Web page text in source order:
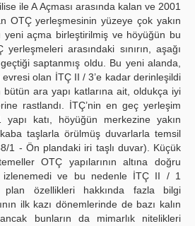
ile A Açması arasında kalan ve 2001
OTÇ yerleşmesinin yüzeye çok yakın
açma birleştirilmiş ve höyüğün bu
arasındaki sınırın, aşağı
saptanmış oldu. Bu yeni alanda,
evresi olan İTÇ II / 3’e kadar derinleşildi
ara yapı katlarına ait, oldukça iyi
rastlandı. İTÇ’nin en geç yerleşim
katı, höyüğün merkezine yakın
taşlarla örülmüş duvarlarla temsil
1 - Ön plandaki iri taşlı duvar). Küçük
OTÇ yapılarının altına doğru
izlenemedi ve bu nedenle İTÇ II / 1
plan özellikleri hakkında fazla bilgi
ilk kazı dönemlerinde de bazı kalın
bunların da mimarlık nitelikleri